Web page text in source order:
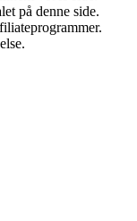
på denne side.